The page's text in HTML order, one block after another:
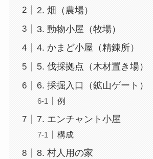
2. 畑（農場）
3. 動物小屋（牧場）
4. かまど小屋（精錬所）
5. 伐採拠点（木材置き場）
6. 採掘入口（鉱山ゲート）
例
7. エンチャント小屋
構成
8. 村人用の家